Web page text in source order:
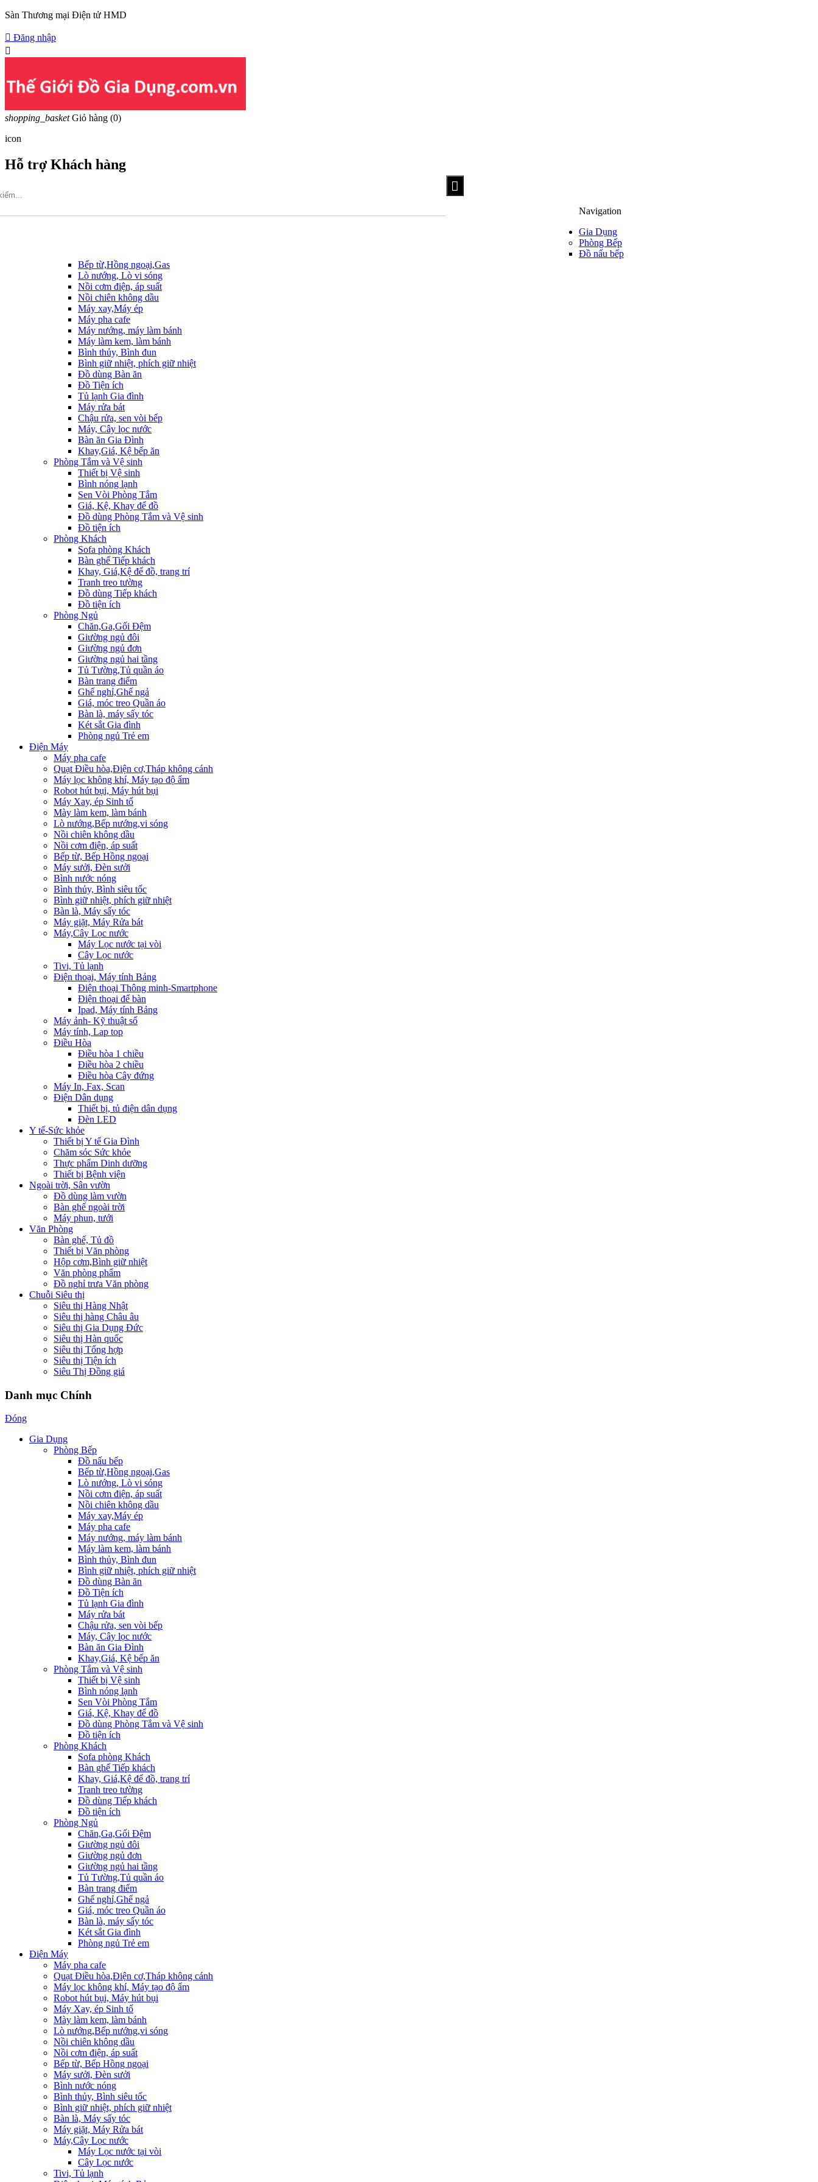
Sàn Thương mại Điện tử HMD
 Đăng nhập

shopping_basket Giỏ hàng (0)
icon
Hỗ trợ Khách hàng
Hotline: 09317.456.44
Navigation
Gia Dụng
Phòng Bếp
Đồ nấu bếp
Bếp từ,Hồng ngoại,Gas
Lò nướng, Lò vi sóng
Nồi cơm điện, áp suất
Nồi chiên không dầu
Máy xay,Máy ép
Máy pha cafe
Máy nướng, máy làm bánh
Máy làm kem, làm bánh
Bình thủy, Bình đun
Bình giữ nhiệt, phích giữ nhiệt
Đồ dùng Bàn ăn
Đồ Tiện ích
Tủ lạnh Gia đình
Máy rửa bát
Chậu rửa, sen vòi bếp
Máy, Cây lọc nước
Bàn ăn Gia Đình
Khay,Giá, Kệ bếp ăn
Phòng Tắm và Vệ sinh
Thiết bị Vệ sinh
Bình nóng lạnh
Sen Vòi Phòng Tắm
Giá, Kệ, Khay để đồ
Đồ dùng Phòng Tắm và Vệ sinh
Đồ tiện ích
Phòng Khách
Sofa phòng Khách
Bàn ghế Tiếp khách
Khay, Giá,Kệ để đồ, trang trí
Tranh treo tường
Đồ dùng Tiếp khách
Đồ tiện ích
Phòng Ngủ
Chăn,Ga,Gối Đệm
Giường ngủ đôi
Giường ngủ đơn
Giường ngủ hai tầng
Tủ Tường,Tủ quần áo
Bàn trang điểm
Ghế nghỉ,Ghế ngả
Giá, móc treo Quần áo
Bàn là, máy sấy tóc
Két sắt Gia đình
Phòng ngủ Trẻ em
Điện Máy
Máy pha cafe
Quạt Điều hòa,Điện cơ,Tháp không cánh
Máy lọc không khí, Máy tạo độ ẩm
Robot hút bụi, Máy hút bụi
Máy Xay, ép Sinh tố
Mày làm kem, làm bánh
Lò nướng,Bếp nướng,vi sóng
Nồi chiên không dầu
Nồi cơm điện, áp suất
Bếp từ, Bếp Hồng ngoại
Máy sưởi, Đèn sưởi
Bình nước nóng
Bình thủy, Bình siêu tốc
Bình giữ nhiệt, phích giữ nhiệt
Bàn là, Máy sấy tóc
Máy giặt, Máy Rửa bát
Máy,Cây Lọc nước
Máy Lọc nước tại vòi
Cây Lọc nước
Tivi, Tủ lạnh
Điện thoại, Máy tính Bảng
Điện thoại Thông minh-Smartphone
Điện thoại để bàn
Ipad, Máy tính Bảng
Máy ảnh- Kỹ thuật số
Máy tính, Lap top
Điều Hòa
Điều hòa 1 chiều
Điều hòa 2 chiều
Điều hòa Cây đứng
Máy In, Fax, Scan
Điện Dân dụng
Thiết bị, tủ điện dân dụng
Đèn LED
Y tế-Sức khỏe
Thiết bị Y tế Gia Đình
Chăm sóc Sức khỏe
Thực phẩm Dinh dưỡng
Thiết bị Bệnh viện
Ngoài trời, Sân vườn
Đồ dùng làm vườn
Bàn ghế ngoài trời
Máy phun, tưới
Văn Phòng
Bàn ghế, Tủ đồ
Thiết bị Văn phòng
Hộp cơm,Bình giữ nhiệt
Văn phòng phẩm
Đồ nghỉ trưa Văn phòng
Chuỗi Siêu thị
Siêu thị Hàng Nhật
Siêu thị hàng Châu âu
Siêu thị Gia Dụng Đức
Siêu thị Hàn quốc
Siêu thị Tổng hợp
Siêu thị Tiện ích
Siêu Thị Đồng giá
Danh mục Chính
Đóng
Gia Dụng
Phòng Bếp
Đồ nấu bếp
Bếp từ,Hồng ngoại,Gas
Lò nướng, Lò vi sóng
Nồi cơm điện, áp suất
Nồi chiên không dầu
Máy xay,Máy ép
Máy pha cafe
Máy nướng, máy làm bánh
Máy làm kem, làm bánh
Bình thủy, Bình đun
Bình giữ nhiệt, phích giữ nhiệt
Đồ dùng Bàn ăn
Đồ Tiện ích
Tủ lạnh Gia đình
Máy rửa bát
Chậu rửa, sen vòi bếp
Máy, Cây lọc nước
Bàn ăn Gia Đình
Khay,Giá, Kệ bếp ăn
Phòng Tắm và Vệ sinh
Thiết bị Vệ sinh
Bình nóng lạnh
Sen Vòi Phòng Tắm
Giá, Kệ, Khay để đồ
Đồ dùng Phòng Tắm và Vệ sinh
Đồ tiện ích
Phòng Khách
Sofa phòng Khách
Bàn ghế Tiếp khách
Khay, Giá,Kệ để đồ, trang trí
Tranh treo tường
Đồ dùng Tiếp khách
Đồ tiện ích
Phòng Ngủ
Chăn,Ga,Gối Đệm
Giường ngủ đôi
Giường ngủ đơn
Giường ngủ hai tầng
Tủ Tường,Tủ quần áo
Bàn trang điểm
Ghế nghỉ,Ghế ngả
Giá, móc treo Quần áo
Bàn là, máy sấy tóc
Két sắt Gia đình
Phòng ngủ Trẻ em
Điện Máy
Máy pha cafe
Quạt Điều hòa,Điện cơ,Tháp không cánh
Máy lọc không khí, Máy tạo độ ẩm
Robot hút bụi, Máy hút bụi
Máy Xay, ép Sinh tố
Mày làm kem, làm bánh
Lò nướng,Bếp nướng,vi sóng
Nồi chiên không dầu
Nồi cơm điện, áp suất
Bếp từ, Bếp Hồng ngoại
Máy sưởi, Đèn sưởi
Bình nước nóng
Bình thủy, Bình siêu tốc
Bình giữ nhiệt, phích giữ nhiệt
Bàn là, Máy sấy tóc
Máy giặt, Máy Rửa bát
Máy,Cây Lọc nước
Máy Lọc nước tại vòi
Cây Lọc nước
Tivi, Tủ lạnh